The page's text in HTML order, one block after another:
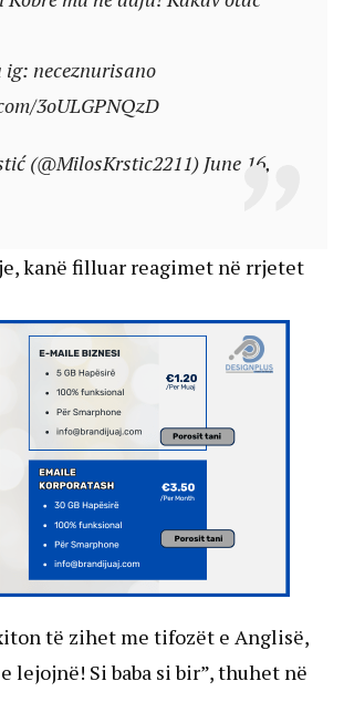
ig: neceznurisano
3oULGPNQzD
(@MilosKrstic2211) June 16,
kanë filluar reagimet në rrjetet
të zihet me tifozët e Anglisë,
lejojnë! Si baba si bir”, thuhet në